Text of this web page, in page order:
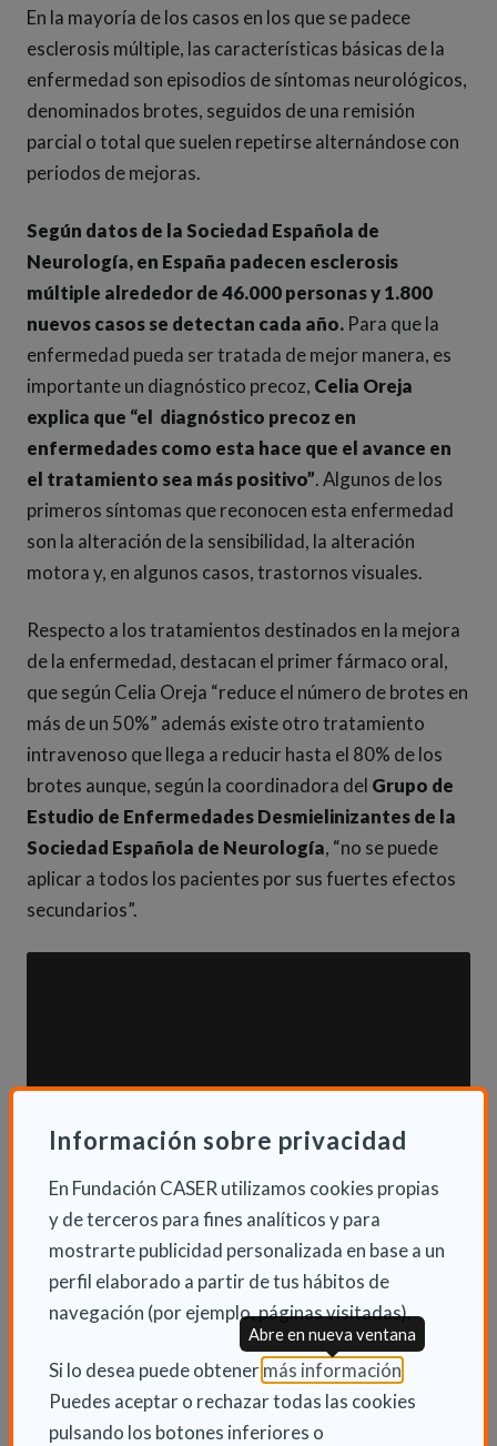
Información sobre privacidad
En Fundación CASER utilizamos cookies propias
y de terceros para fines analíticos y para
mostrarte publicidad personalizada en base a un
perfil elaborado a partir de tus hábitos de
navegación (por ejemplo, páginas visitadas).
Si lo desea puede obtener más información
Puedes aceptar o rechazar todas las cookies
pulsando los botones inferiores o
Abre en nueva ventana
En la mayoría de los casos en los que se padece
esclerosis múltiple, las características básicas de la
enfermedad son episodios de síntomas neurológicos,
denominados brotes, seguidos de una remisión
parcial o total que suelen repetirse alternándose con
periodos de mejoras.
Según datos de la Sociedad Española de
Neurología, en España padecen esclerosis
múltiple alrededor de 46.000 personas y 1.800
nuevos casos se detectan cada año. Para que la
enfermedad pueda ser tratada de mejor manera, es
importante un diagnóstico precoz, Celia Oreja
explica que “el diagnóstico precoz en
enfermedades como esta hace que el avance en
el tratamiento sea más positivo”. Algunos de los
primeros síntomas que reconocen esta enfermedad
son la alteración de la sensibilidad, la alteración
motora y, en algunos casos, trastornos visuales.
Respecto a los tratamientos destinados en la mejora
de la enfermedad, destacan el primer fármaco oral,
que según Celia Oreja “reduce el número de brotes en
más de un 50%” además existe otro tratamiento
intravenoso que llega a reducir hasta el 80% de los
brotes aunque, según la coordinadora del Grupo de
Estudio de Enfermedades Desmielinizantes de la
Sociedad Española de Neurología, “no se puede
aplicar a todos los pacientes por sus fuertes efectos
secundarios”.